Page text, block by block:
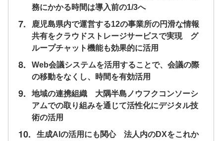
務にかかる時間は導入前の1/3へ
7.
鹿児島県内で運営する12の事業所の円滑な情報
共有をクラウドストレージサービスで実現 グ
ループチャット機能も効果的に活用
8.
Web会議システムを活用することで、会議の際
の移動をなくし、時間を有効活用
9.
地域の連携組織 大隅半島ノウフクコンソーシ
アムでの取り組みを通じて活性化にデジタル技
術の活用
10.
生成AIの活用にも関心 法人内のDXをこれか